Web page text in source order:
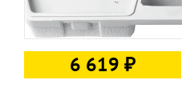
6 619 ₽